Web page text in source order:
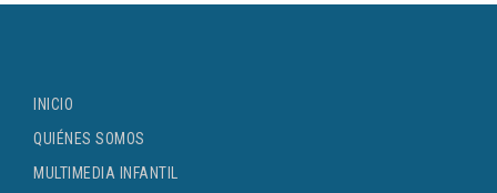
INICIO
QUIÉNES SOMOS
MULTIMEDIA INFANTIL